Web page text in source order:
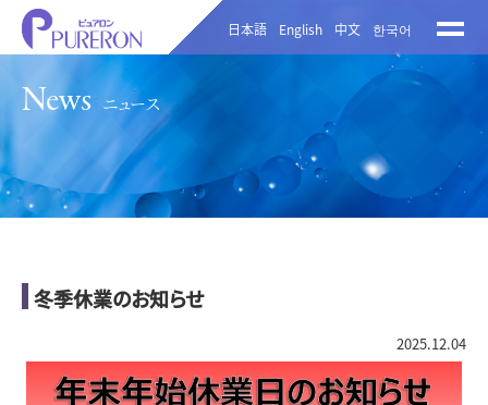
日本語 English 中文 한국어
News ニュース
冬季休業のお知らせ
2025.12.04